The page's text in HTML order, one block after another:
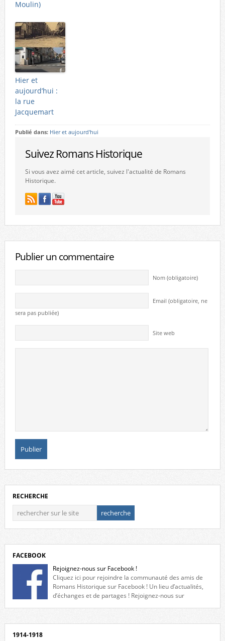
Moulin)
Hier et
aujourd’hui :
la rue
Jacquemart
Publié dans: Hier et aujourd'hui
Suivez Romans Historique
Si vous avez aimé cet article, suivez l'actualité de Romans
Historique.
Publier un commentaire
Nom (obligatoire)
Email (obligatoire, ne
sera pas publiée)
Site web
RECHERCHE
FACEBOOK
Rejoignez-nous sur Facebook !
Cliquez ici pour rejoindre la communauté des amis de
Romans Historique sur Facebook ! Un lieu d’actualités,
d’échanges et de partages ! Rejoignez-nous sur
1914-1918